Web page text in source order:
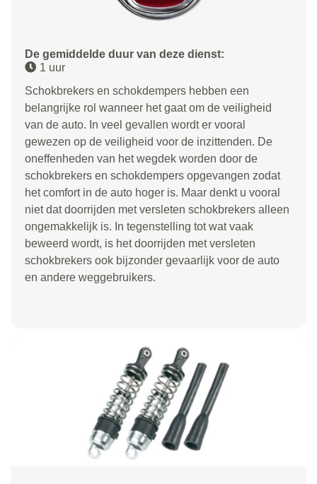
De gemiddelde duur van deze dienst:
1 uur
Schokbrekers en schokdempers hebben een
belangrijke rol wanneer het gaat om de veiligheid
van de auto. In veel gevallen wordt er vooral
gewezen op de veiligheid voor de inzittenden. De
oneffenheden van het wegdek worden door de
schokbrekers en schokdempers opgevangen zodat
het comfort in de auto hoger is. Maar denkt u vooral
niet dat doorrijden met versleten schokbrekers alleen
ongemakkelijk is. In tegenstelling tot wat vaak
beweerd wordt, is het doorrijden met versleten
schokbrekers ook bijzonder gevaarlijk voor de auto
en andere weggebruikers.